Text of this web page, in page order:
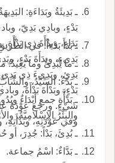
ـ بَدِيئَةُ وبَدَاءَةِ:
بَدْءٍ، وبادِي بَدِيّ،
بَدَاءٍ، وبِدْأَةَ ذِي
بَدِيءٍ، وبِدَأَةَ بَدْءٍ،
بَدِئٍ، وبَدِيءَ ذِي
بَدْءٍ، وبَدْأَةَ بَدْأَةَ،
شَيْءٍ. ورجَعَ عَوْدَهُ
وفي عَوْدَتِهِ، وبَدْأَتِهِ،
ـ بَدَأَ بَدْءاً: في
ـ ما يُبْدِئُ وما يُعِيدُ:
ـ بَدْءُ: السِّيَّدُ،
ـ بَدْأَّةِ جمع أبْدَاءٌ
والبِئْرُ الإسْلامِيَّةُ.
ـ بُدِئَ، بَدْاً: جُدِرَ،
ـ بَدَّاءٌ: اسْمُ جماعة.